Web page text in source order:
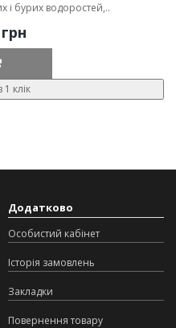
і бурих водоростей,..
1 клік
Додатково
Особистий кабінет
Історія замовлень
Закладки
Повернення товару